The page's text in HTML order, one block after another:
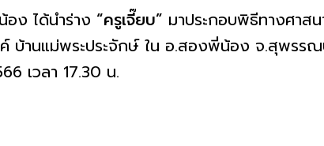
ง ได้นำร่าง “ครูเจี๊ยบ” มาประกอบพิธีทางศาส
บ้านแม่พระประจักษ์ ใน อ.สองพี่น้อง จ.สุพรร
เวลา 17.30 น.